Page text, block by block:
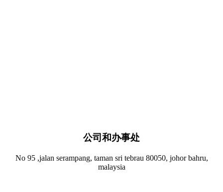
公司和办事处​
No 95 ,jalan serampang, taman sri tebrau 80050, johor bahru,
malaysia